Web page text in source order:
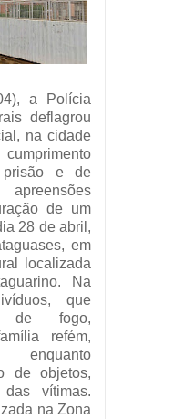
a Polícia
deflagrou
na cidade
e de
de um
28 de abril,
em
localizada
Na
que
de fogo,
refém,
de objetos,
vítimas.
na Zona